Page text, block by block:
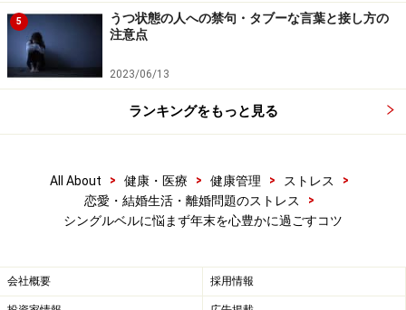
5
うつ状態の人への禁句・タブーな言葉と接し方の
注意点
2023/06/13
ランキングをもっと見る
All About > 健康・医療 > 健康管理 > ストレス
>
恋愛・結婚生活・離婚問題のストレス
>
シングルベルに悩まず年末を心豊かに過ごすコツ
会社概要 採用情報